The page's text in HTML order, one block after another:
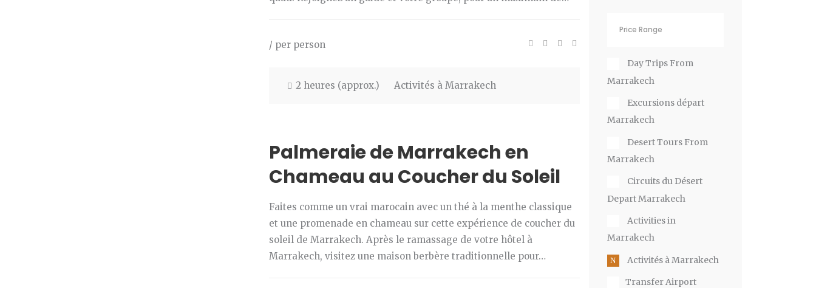
/ per person
2 heures (approx.) Activités à Marrakech
Palmeraie de Marrakech en
Chameau au Coucher du Soleil
Faites comme un vrai marocain avec un thé à la menthe classique
et une promenade en chameau sur cette expérience de coucher du
soleil de Marrakech. Après le ramassage de votre hôtel à
Marrakech, visitez une maison berbère traditionnelle pour…
Day Trips From
Marrakech
Excursions départ
Marrakech
Desert Tours From
Marrakech
Circuits du Désert
Depart Marrakech
Activities in
Marrakech
Activités à Marrakech
​T​ransfer Airport